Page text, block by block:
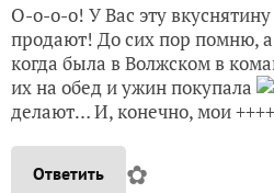
О-о-о-о! У Вас эту
продают! До сих пор помню,
когда была в Волжском в
их на обед и ужин покупала
делают… И, конечно, мои
Ответить ✿